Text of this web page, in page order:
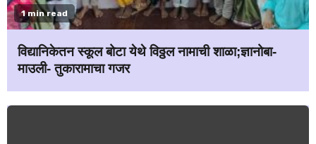
1 min read
विद्यानिकेतन स्कूल बोटा येथे विठ्ठल नामाची शाळा;ज्ञानोबा-
माउली- तुकारामाचा गजर